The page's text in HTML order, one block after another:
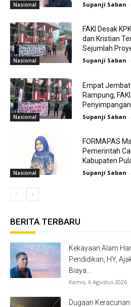
Nasional Supanji Saban -
Nasional
FAKI Desak
dan Kristian
Sejumlah
Supanji Saban -
Nasional
Empat
Rampung,
Supanji Saban -
Nasional
FORMAPAS
Pemerintah
Kabupaten
Supanji Saban -
BERITA TERBARU
Kekayaan Alam
Pendidikan, HY,
Biaya...
Kamis, 6 Agustus 2026
Dugaan Keracunan